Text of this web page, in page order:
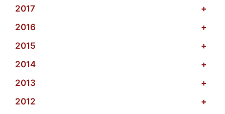
2017
+
2016
+
2015
+
2014
+
2013
+
2012
+